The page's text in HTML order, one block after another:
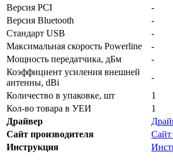
Версия PCI
-
Версия Bluetooth
-
Стандарт USB
-
Максимальная скорость Powerline
-
Мощность передатчика, дБм
-
Коэффициент усиления внешней
антенны, dBi
-
Количество в упаковке, шт
1
Кол-во товара в УЕИ
1
Драйвер
Сайт производителя
Сайт
Инструкция